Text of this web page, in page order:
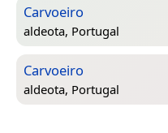
Carvoeiro
aldeota, Portugal
Carvoeiro
aldeota, Portugal